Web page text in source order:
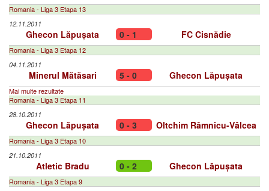
Romania - Liga 3 Etapa 13
12.11.2011
Ghecon Lăpușata 0 - 1 FC Cisnădie
Romania - Liga 3 Etapa 12
04.11.2011
Minerul Mătăsari 5 - 0 Ghecon Lăpușata
Mai multe rezultate
Romania - Liga 3 Etapa 11
28.10.2011
Ghecon Lăpușata 0 - 3 Oltchim Râmnicu-Vâlcea
Romania - Liga 3 Etapa 10
21.10.2011
Atletic Bradu 0 - 2 Ghecon Lăpușata
Romania - Liga 3 Etapa 9